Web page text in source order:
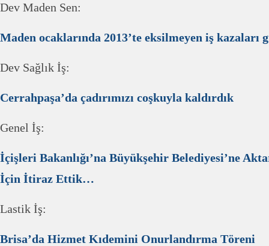
Dev Maden Sen:
Maden ocaklarında 2013’te eksilmeyen iş kazaları
Dev Sağlık İş:
Cerrahpaşa’da çadırımızı coşkuyla kaldırdık
Genel İş:
İçişleri Bakanlığı’na Büyükşehir Belediyesi’ne
İçin İtiraz Ettik…
Lastik İş:
Brisa’da Hizmet Kıdemini Onurlandırma Töreni